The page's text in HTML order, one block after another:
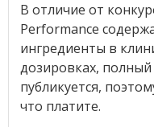
В отличие от
Performance
ингредиенты в
дозировках,
публикуется,
что платите.